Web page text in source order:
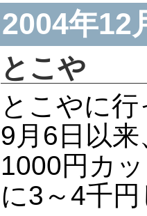
2004年12
とこや
とこやに
9月6日以
1000円カ
に3～4千